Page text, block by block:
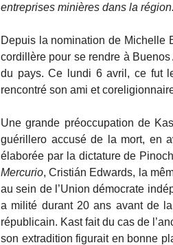
entreprises minières dans la région.
Depuis la nomination de Michelle
cordillère pour se rendre à
du pays. Ce lundi 6 avril, ce fut
rencontré son ami et
Une grande préoccupation de
guérillero accusé de la mort, en
élaborée par la dictature de
Mercurio, Cristián Edwards, la
au sein de l’Union démocrate
a milité durant 20 ans avant de
républicain. Kast fait du cas de
son extradition figurait en bonne